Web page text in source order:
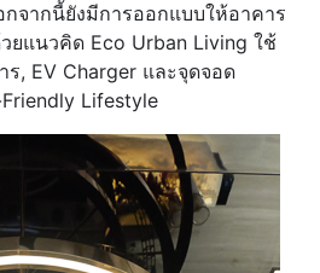
จากนี้ยังมีการออกแบบให้อาคาร
ยแนวคิด Eco Urban Living ใช้
, EV Charger และจุดจอด
Lifestyle